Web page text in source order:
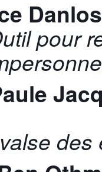
Danlos
pour
des